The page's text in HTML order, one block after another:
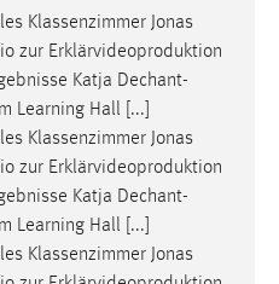
Klassenzimmer Jonas
zur Erklärvideoproduktion
Katja Dechant-
Learning Hall [...]
Klassenzimmer Jonas
zur Erklärvideoproduktion
Katja Dechant-
Learning Hall [...]
Klassenzimmer Jonas